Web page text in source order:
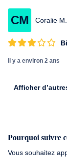
CM Coralie M.
il y a environ 2 ans
Afficher
Pourquoi suivre
Vous souhaitez